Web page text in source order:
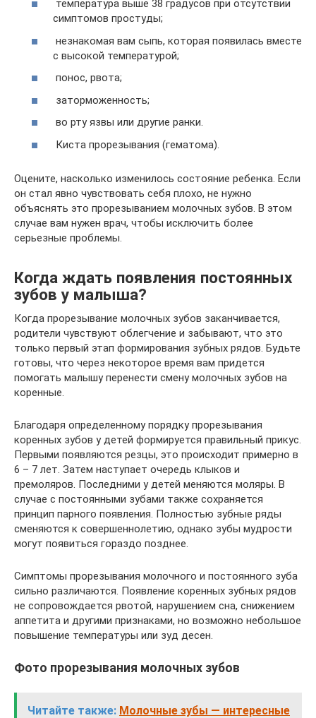
температура выше 38 градусов при отсутствии
симптомов простуды;
незнакомая вам сыпь, которая появилась вместе
с высокой температурой;
понос, рвота;
заторможенность;
во рту язвы или другие ранки.
Киста прорезывания (гематома).
Оцените, насколько изменилось состояние ребенка. Если
он стал явно чувствовать себя плохо, не нужно
объяснять это прорезыванием молочных зубов. В этом
случае вам нужен врач, чтобы исключить более
серьезные проблемы.
Когда ждать появления постоянных
зубов у малыша?
Когда прорезывание молочных зубов заканчивается,
родители чувствуют облегчение и забывают, что это
только первый этап формирования зубных рядов. Будьте
готовы, что через некоторое время вам придется
помогать малышу перенести смену молочных зубов на
коренные.
Благодаря определенному порядку прорезывания
коренных зубов у детей формируется правильный прикус.
Первыми появляются резцы, это происходит примерно в
6 – 7 лет. Затем наступает очередь клыков и
премоляров. Последними у детей меняются моляры. В
случае с постоянными зубами также сохраняется
принцип парного появления. Полностью зубные ряды
сменяются к совершеннолетию, однако зубы мудрости
могут появиться гораздо позднее.
Симптомы прорезывания молочного и постоянного зуба
сильно различаются. Появление коренных зубных рядов
не сопровождается рвотой, нарушением сна, снижением
аппетита и другими признаками, но возможно небольшое
повышение температуры или зуд десен.
Фото прорезывания молочных зубов
Читайте также: Молочные зубы — интересные